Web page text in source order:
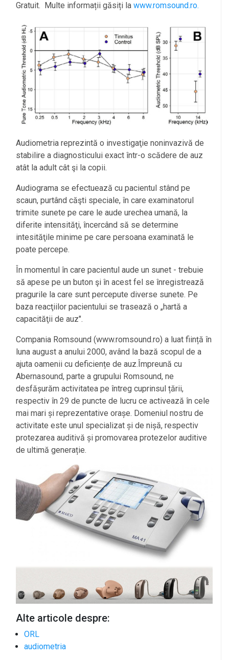
Gratuit. Multe informații găsiți la www.romsound.ro.
Audiometria reprezintă o investigaţie noninvazivă de
stabilire a diagnosticului exact într-o scădere de auz
atât la adult cât şi la copii.
Audiograma se efectuează cu pacientul stând pe
scaun, purtând căşti speciale, în care examinatorul
trimite sunete pe care le aude urechea umană, la
diferite intensităţi, încercând să se determine
intesităţile minime pe care persoana examinată le
poate percepe.
În momentul în care pacientul aude un sunet - trebuie
să apese pe un buton şi în acest fel se înregistrează
pragurile la care sunt percepute diverse sunete. Pe
baza reacţiilor pacientului se trasează o „hartă a
capacităţii de auz".
Compania Romsound (www.romsound.ro) a luat ființă în
luna august a anului 2000, având la bază scopul de a
ajuta oamenii cu deficiențe de auz.Împreună cu
Abernasound, parte a grupului Romsound, ne
desfășurăm activitatea pe întreg cuprinsul țării,
respectiv în 29 de puncte de lucru ce activează în cele
mai mari și reprezentative orașe. Domeniul nostru de
activitate este unul specializat și de nișă, respectiv
protezarea auditivă și promovarea protezelor auditive
de ultimă generație.
Alte articole despre:
ORL
audiometria